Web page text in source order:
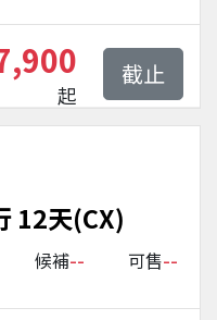
起
截止
12天(CX)
候補-- 可售--